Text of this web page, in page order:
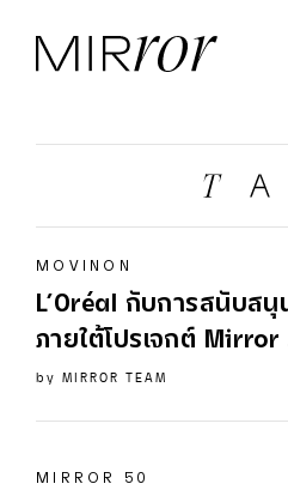
MOVINON
L’Oréal กับการสนับส
ภายใต้โปรเจกต์ Mirror
by MIRROR TEAM
MIRROR 50